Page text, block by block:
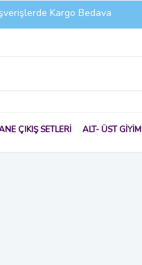
Kargo Bedava
ÇIKIŞ SETLERİ ALT- ÜST GİYİM